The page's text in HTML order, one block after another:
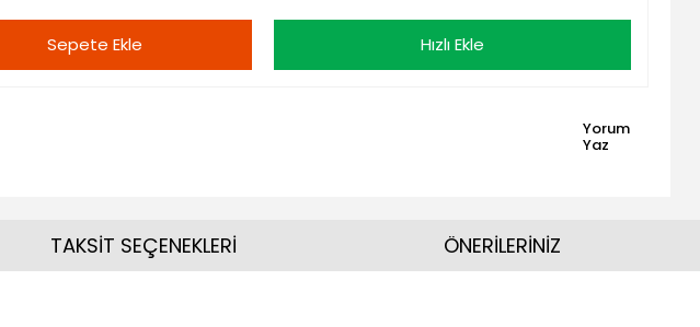
Sepete Ekle Hızlı Ekle
Yorum
Yaz
TAKSİT SEÇENEKLERİ ÖNERİLERİNİZ